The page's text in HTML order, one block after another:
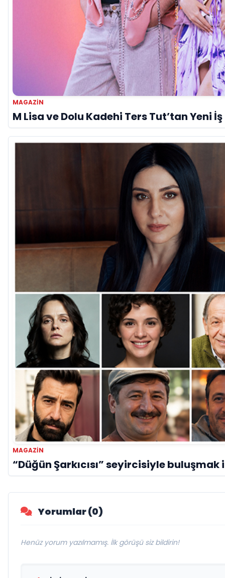
MAGAZIN
M Lisa ve Dolu Kadehi Ters Tut’tan Yeni
MAGAZIN
“Düğün Şarkıcısı” seyircisiyle
Yorumlar (0)
Henüz yorum yazılmamış. İlk görüşü siz bildirin!